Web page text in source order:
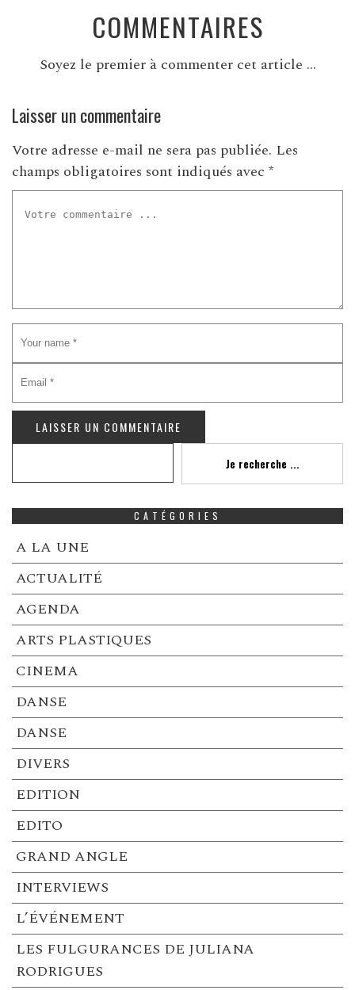
COMMENTAIRES
Soyez le premier à commenter cet article ...
Laisser un commentaire
Votre adresse e-mail ne sera pas publiée. Les
champs obligatoires sont indiqués avec *
Je recherche ...
CATÉGORIES
A LA UNE
ACTUALITÉ
AGENDA
ARTS PLASTIQUES
CINEMA
DANSE
DANSE
DIVERS
EDITION
EDITO
GRAND ANGLE
INTERVIEWS
L’ÉVÉNEMENT
LES FULGURANCES DE JULIANA
RODRIGUES